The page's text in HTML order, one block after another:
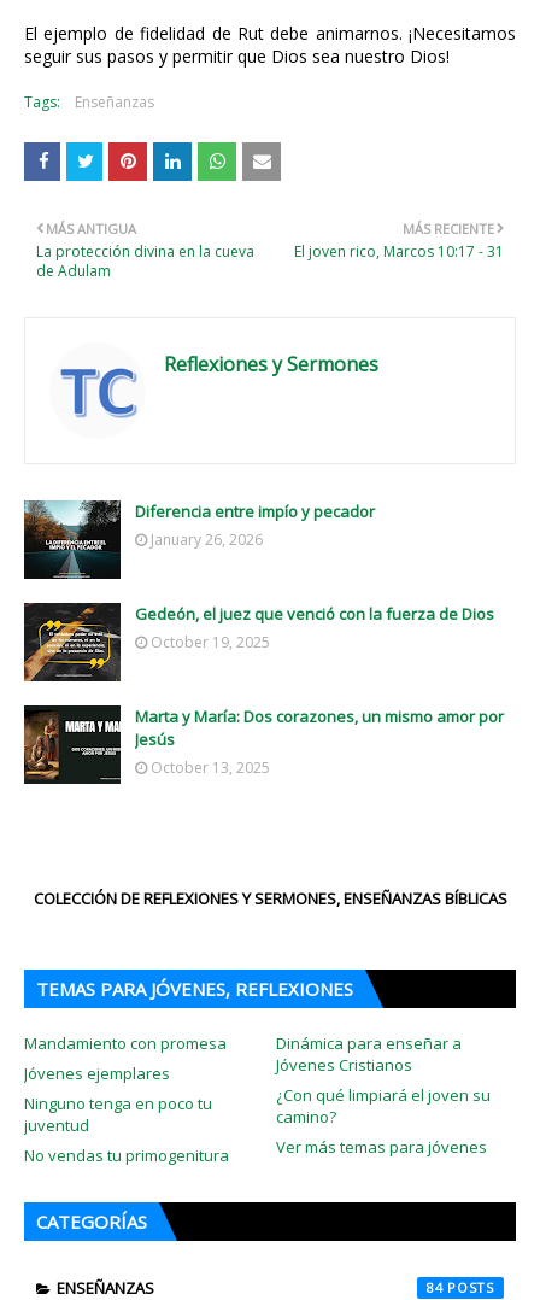
El ejemplo de fidelidad de Rut debe animarnos. ¡Necesitamos
seguir sus pasos y permitir que Dios sea nuestro Dios!
Tags: Enseñanzas
MÁS RECIENTE
El joven rico, Marcos 10:17 - 31
MÁS ANTIGUA
La protección divina en la cueva
de Adulam
Reflexiones y Sermones
Diferencia entre impío y pecador
January 26, 2026
Gedeón, el juez que venció con la fuerza de Dios
October 19, 2025
Marta y María: Dos corazones, un mismo amor por
Jesús
October 13, 2025
COLECCIÓN DE REFLEXIONES Y SERMONES, ENSEÑANZAS BÍBLICAS
TEMAS PARA JÓVENES, REFLEXIONES
Mandamiento con promesa
Dinámica para enseñar a
Jóvenes Cristianos
Jóvenes ejemplares
¿Con qué limpiará el joven su
camino?
Ninguno tenga en poco tu
juventud
Ver más temas para jóvenes
No vendas tu primogenitura
CATEGORÍAS
ENSEÑANZAS 84